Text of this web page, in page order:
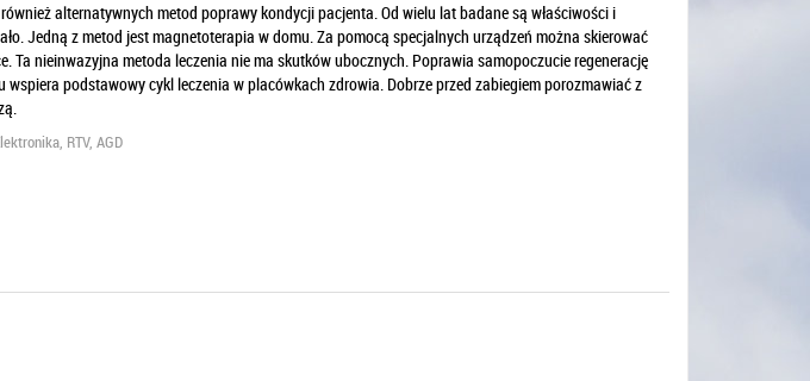
alternatywnych metod poprawy kondycji pacjenta. Od wielu lat badane są właściwości i
Jedną z metod jest magnetoterapia w domu. Za pomocą specjalnych urządzeń można skierować
Ta nieinwazyjna metoda leczenia nie ma skutków ubocznych. Poprawia samopoczucie regenerację
podstawowy cykl leczenia w placówkach zdrowia. Dobrze przed zabiegiem porozmawiać z
RTV, AGD